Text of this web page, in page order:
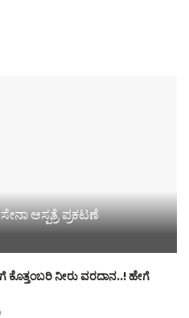
ಆಸ್ಪತ್ರೆ ಪ್ರಕಟಣೆ
ನೀರು ವರದಾನ..! ಹೇಗೆ